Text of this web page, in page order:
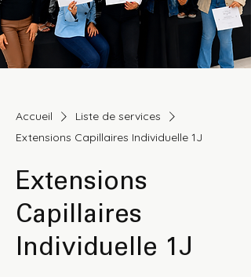
Accueil
Liste de services
Extensions Capillaires Individuelle 1J
Extensions
Capillaires
Individuelle 1J